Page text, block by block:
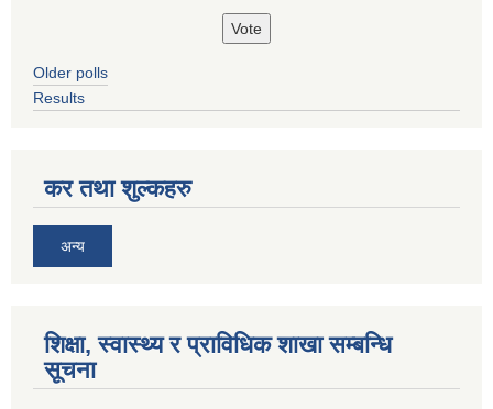
Older polls
Results
कर तथा शुल्कहरु
अन्य
शिक्षा, स्वास्थ्य र प्राविधिक शाखा सम्बन्धि
सूचना